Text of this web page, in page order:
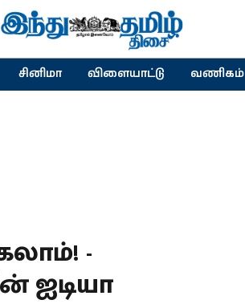
சினிமா விளையாட்டு வணிகம்
-
ஐடியா